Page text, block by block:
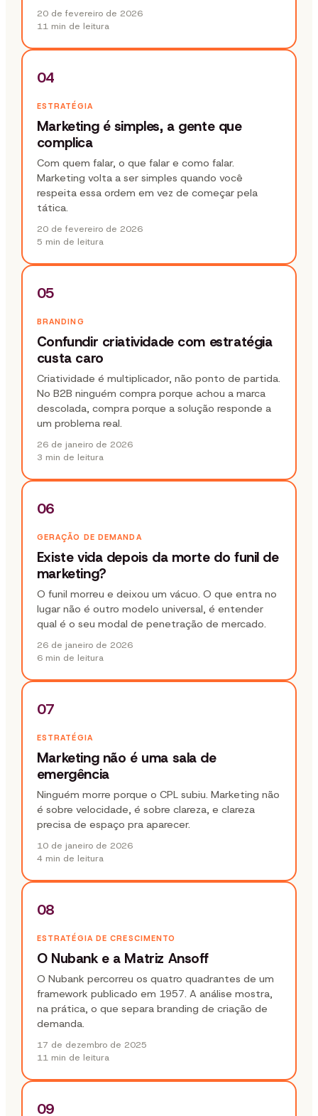
20 de fevereiro de 2026
11 min de leitura
04
ESTRATÉGIA
Marketing é simples, a gente que
complica
Com quem falar, o que falar e como falar.
Marketing volta a ser simples quando você
respeita essa ordem em vez de começar pela
tática.
20 de fevereiro de 2026
5 min de leitura
05
BRANDING
Confundir criatividade com estratégia
custa caro
Criatividade é multiplicador, não ponto de partida.
No B2B ninguém compra porque achou a marca
descolada, compra porque a solução responde a
um problema real.
26 de janeiro de 2026
3 min de leitura
06
GERAÇÃO DE DEMANDA
Existe vida depois da morte do funil de
marketing?
O funil morreu e deixou um vácuo. O que entra no
lugar não é outro modelo universal, é entender
qual é o seu modal de penetração de mercado.
26 de janeiro de 2026
6 min de leitura
07
ESTRATÉGIA
Marketing não é uma sala de
emergência
Ninguém morre porque o CPL subiu. Marketing não
é sobre velocidade, é sobre clareza, e clareza
precisa de espaço pra aparecer.
10 de janeiro de 2026
4 min de leitura
08
ESTRATÉGIA DE CRESCIMENTO
O Nubank e a Matriz Ansoff
O Nubank percorreu os quatro quadrantes de um
framework publicado em 1957. A análise mostra,
na prática, o que separa branding de criação de
demanda.
17 de dezembro de 2025
11 min de leitura
09